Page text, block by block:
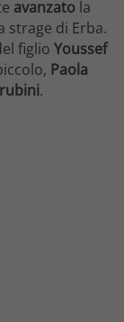
avanzato la
strage di Erba.
figlio Youssef
Paola
.